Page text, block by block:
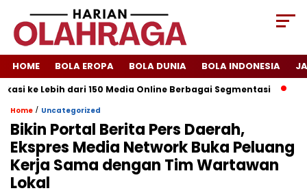
HOME BOLA EROPA BOLA DUNIA BOLA INDONESIA
ke Lebih dari 150 Media Online Berbagai Segmentasi
Home / Uncategorized
Bikin Portal Berita Pers Daerah,
Ekspres Media Network Buka Peluang
Kerja Sama dengan Tim Wartawan
Lokal